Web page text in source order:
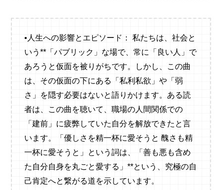
•人生への影響とエピソード： 私たちは、社会と
いう**「パブリック」な場で、常に「良い人」で
あろうと仮面を被りがちです。しかし、この曲
は、その仮面の下にある「私利私欲」や「弱
さ」を隠す必要はないと語りかけます。ある読
者は、この曲を聴いて、職場の人間関係での
「建前」に疲弊していた自分を解放できたと言
います。「優しさを精一杯に愛そうと 醜さも精
一杯に愛そうと」という詞は、「善も悪も含め
た自分自身を丸ごと愛する」**という、究極の自
己肯定へと繋がる道を示しています。